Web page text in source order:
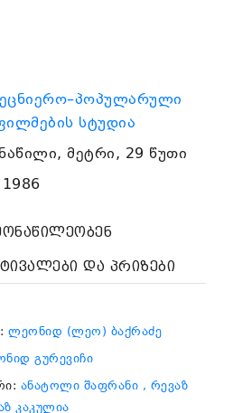
სტუდია
მეტრი, 29 წუთი
და პრიზები
ლეონიდ (ლეო) ბაქრაძე
გურევიჩი
ანატოლი შაფრანი , რევაზ
კაკულია